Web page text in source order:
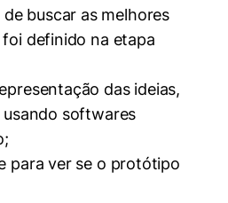
buscar as melhores
definido na etapa
das ideias,
softwares
para ver se o protótipo